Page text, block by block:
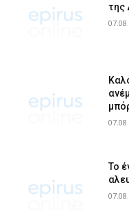
Το